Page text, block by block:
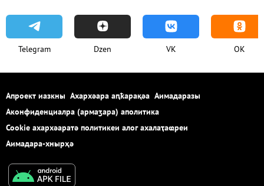
Telegram Dzen VK OK
Апроект иазкны Ахархәара аԥҟарақәа Аимадаразы
Аконфиденциалра (армаӡара) аполитика
Cookie ахархәаратә политикеи алог ахалаҭаҩреи
Аимадара-хнырҳә